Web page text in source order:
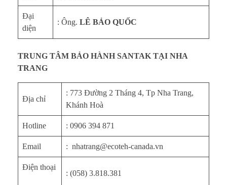
Đại
diện
: Ông. LÊ BẢO QUỐC
TRUNG TÂM BẢO HÀNH SANTAK TẠI NHA
TRANG
Địa chỉ
: 773 Đường 2 Tháng 4, Tp Nha Trang,
Khánh Hoà
Hotline : 0906 394 871
Email : nhatrang@ecoteh-canada.vn
Điện thoại
: (058) 3.818.381